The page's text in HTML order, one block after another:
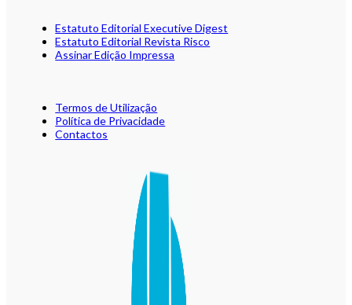
Estatuto Editorial Executive Digest
Estatuto Editorial Revista Risco
Assinar Edição Impressa
Termos de Utilização
Política de Privacidade
Contactos